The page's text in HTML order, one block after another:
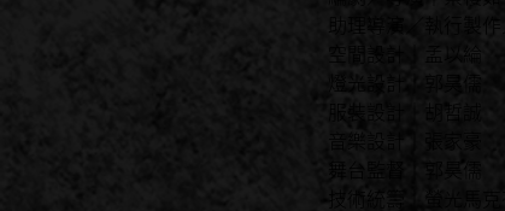
助理導演／執行製
空間設計｜孟以綸
燈光設計｜郭昊儒
服裝設計｜胡哲誠
音樂設計｜張家豪
舞台監督｜郭昊儒